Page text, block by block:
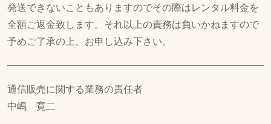
発送できないこともありますのでその際はレンタル料金を
全額ご返金致します。それ以上の責務は負いかねますので
予めご了承の上、お申し込み下さい。
通信販売に関する業務の責任者
中嶋 寛二